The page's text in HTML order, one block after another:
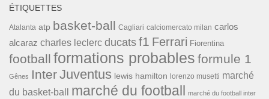
ÉTIQUETTES
Atalanta atp basket-ball Cagliari calciomercato milan carlos
alcaraz charles leclerc ducats f1 Ferrari Fiorentina
football formations probables formule 1
Gênes InterJuventus lewis hamilton lorenzo musetti marché
du basket-ball
marché du football marché du football inter